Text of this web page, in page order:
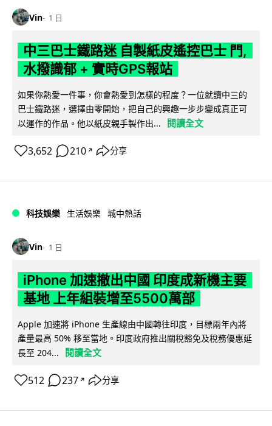
Vin 1 日
中三巴士鐵路迷 自製紙皮遙控巴士 門,
水撥識郁 + 實時GPS報站
如果你熱愛一件事，你會熱愛到怎樣的程度？一位就讀中三的
巴士鐵路迷，選擇由零開始，把自己的興趣一步步變成真正可
以運作的作品。他以紙皮親手製作出...
閱讀全文
3,652 210 ↗ 分享
科技娛樂 生活娛樂 城中熱話
Vin 1 日
iPhone 加速撤出中國 印度成新機主要
基地 上年組裝增至5500萬部
Apple 加速將 iPhone 生產線由中國轉往印度，目標兩年內將
產量最高 50% 移至當地。印度政府推出關稅豁免及稅務優惠延
長至 204...
閱讀全文
512 237 ↗ 分享